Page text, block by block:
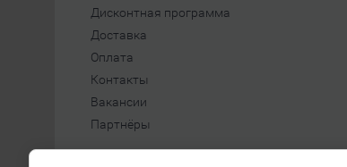
Дисконтная программа
Доставка
Оплата
Контакты
Вакансии
Партнёры